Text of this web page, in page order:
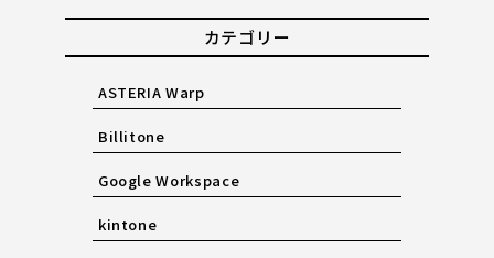
カテゴリー
ASTERIA Warp
Billitone
Google Workspace
kintone